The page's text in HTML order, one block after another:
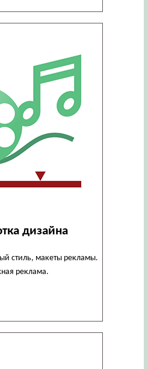
дизайна
стиль, макеты рекламы.
реклама.